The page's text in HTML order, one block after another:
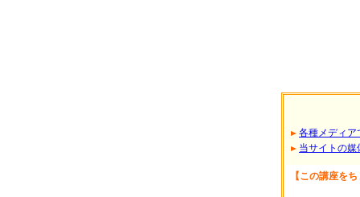
各種メディア
当サイトの媒
【この講座を